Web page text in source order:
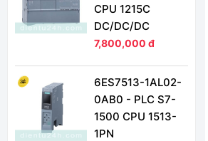
CPU 1215C
DC/DC/DC
7,800,000 đ
6ES7513-1AL02-
0AB0 - PLC S7-
1500 CPU 1513-
1PN